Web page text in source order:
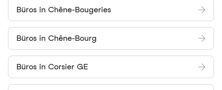
Büros in Chêne-Bougeries
Büros in Chêne-Bourg
Büros in Corsier GE